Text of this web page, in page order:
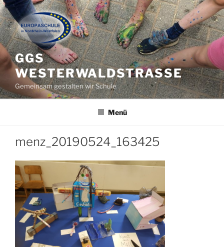
Zum
Inhalt
springen
GGS
WESTERWALDSTRASSE
Gemeinsam gestalten wir Schule
Menü
menz_20190524_163425